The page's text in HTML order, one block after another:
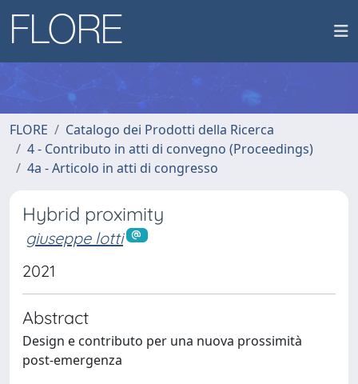
FLORE
Catalogo dei Prodotti della Ricerca
4 - Contributo in atti di convegno (Proceedings)
4a - Articolo in atti di congresso
Hybrid proximity
giuseppe lotti
2021
Abstract
Design e contributo per una nuova prossimità
post-emergenza